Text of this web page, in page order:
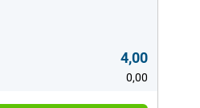
4,00
0,00